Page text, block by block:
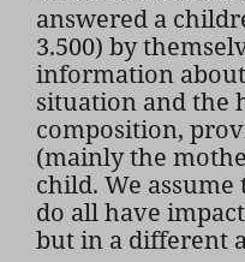
answered a
3.500) by
information
situation and the
composition,
(mainly the
child. We
do all have
but in a different